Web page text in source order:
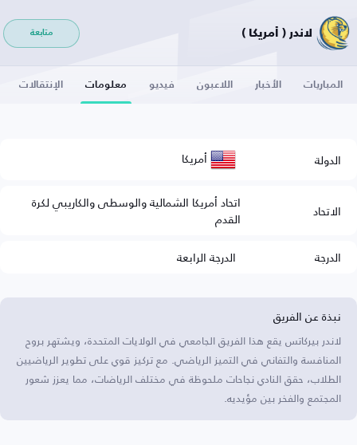
لاندر ( أمريكا ) متابعة
المباريات الأخبار اللاعبون فيديو معلومات الإنتقالات
الدولة أمريكا
الاتحاد اتحاد أمريكا الشمالية والوسطى والكاريبي لكرة
القدم
الدرجة
الدرجة الرابعة
نبذة عن الفريق
لاندر بيركاتس يقع هذا الفريق الجامعي في الولايات المتحدة، ويشتهر بروح
المنافسة والتفاني في التميز الرياضي. مع تركيز قوي على تطوير الرياضيين
الطلاب، حقق النادي نجاحات ملحوظة في مختلف الرياضات، مما يعزز شعور
المجتمع والفخر بين مؤيديه.